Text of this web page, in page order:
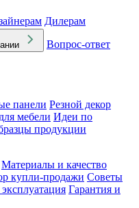
Дилерам
Вопрос-ответ
панели Резной декор
мебели Идеи по
продукции
Материалы и качество
купли-продажи Советы
Гарантия и